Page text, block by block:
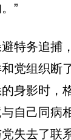
”
特务追捕
党组织断
身影时，
自己同病
失去了联系